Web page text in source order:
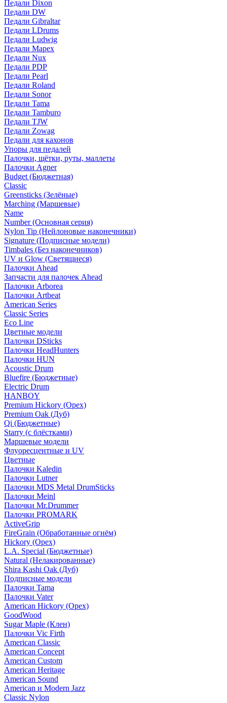
Педали Dixon
Педали DW
Педали Gibraltar
Педали LDrums
Педали Ludwig
Педали Mapex
Педали Nux
Педали PDP
Педали Pearl
Педали Roland
Педали Sonor
Педали Tama
Педали Tamburo
Педали TJW
Педали Zowag
Педали для кахонов
Упоры для педалей
Палочки, щётки, руты, маллеты
Палочки Agner
Budget (Бюджетная)
Classic
Greensticks (Зелёные)
Marching (Маршевые)
Name
Number (Основная серия)
Nylon Tip (Нейлоновые наконечники)
Signature (Подписные модели)
Timbales (Без наконечников)
UV и Glow (Светящиеся)
Палочки Ahead
Запчасти для палочек Ahead
Палочки Arborea
Палочки Artbeat
American Series
Classic Series
Eco Line
Цветные модели
Палочки DSticks
Палочки HeadHunters
Палочки HUN
Acoustic Drum
Bluefire (Бюджетные)
Electric Drum
HANBOY
Premium Hickory (Орех)
Premium Oak (Дуб)
Qi (Бюджетные)
Starry (с блёстками)
Маршевые модели
Флуоресцентные и UV
Цветные
Палочки Kaledin
Палочки Lutner
Палочки MDS Metal DrumSticks
Палочки Meinl
Палочки Mr.Drummer
Палочки PROMARK
ActiveGrip
FireGrain (Обработанные огнём)
Hickory (Орех)
L.A. Special (Бюджетные)
Natural (Нелакированные)
Shira Kashi Oak (Дуб)
Подписные модели
Палочки Tama
Палочки Vater
American Hickory (Орех)
GoodWood
Sugar Maple (Клен)
Палочки Vic Firth
American Classic
American Concept
American Custom
American Heritage
American Sound
American и Modern Jazz
Classic Nylon